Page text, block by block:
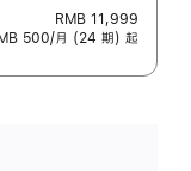
RMB 11,999
500/月 (24 期) 起